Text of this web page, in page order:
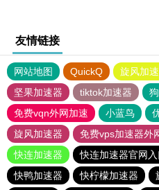
友情链接
网站地图 QuickQ 旋风加
坚果加速器
tiktok加速器
免费vqn外网加速
小蓝鸟
旋风加速器
免费vps加速器外
快连加速器
快连加速器官网入
快鸭加速器
快柠檬加速器